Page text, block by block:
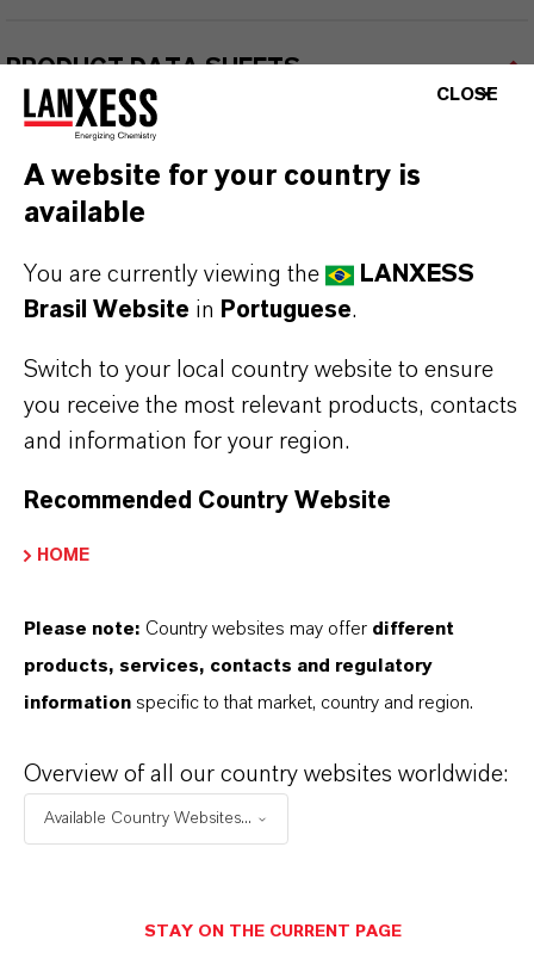
PRODUCT DATA SHEETS
Aqui você pode baixar as fichas técnicas dos
produtos. Ao selecionar uma opção nos menus
suspensos, os links para download serão exibidos.
TDS Empty
Vehbi Emre Ekici
CLOSE
A website for your country is
available
You are currently viewing the
LANXESS
Brasil Website in Portuguese.
Switch to your local country website to ensure
you receive the most relevant products, contacts
and information for your region.
Recommended Country Website
HOME
Please note: Country websites may offer different
products, services, contacts and regulatory
information specific to that market, country and region.
Overview of all our country websites worldwide:
Available Country Websites...
STAY ON THE CURRENT PAGE